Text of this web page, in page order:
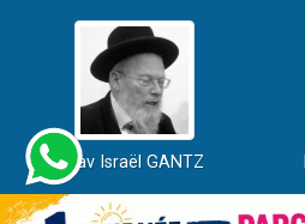
Rav Israël GANTZ